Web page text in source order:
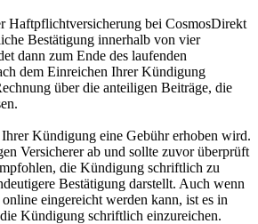
Haftpflichtversicherung bei CosmosDirekt
Bestätigung innerhalb von vier
dann zum Ende des laufenden
dem Einreichen Ihrer Kündigung
über die anteiligen Beiträge, die
Kündigung eine Gebühr erhoben wird.
Versicherer ab und sollte zuvor überprüft
die Kündigung schriftlich zu
Bestätigung darstellt. Auch wenn
eingereicht werden kann, ist es in
Kündigung schriftlich einzureichen.